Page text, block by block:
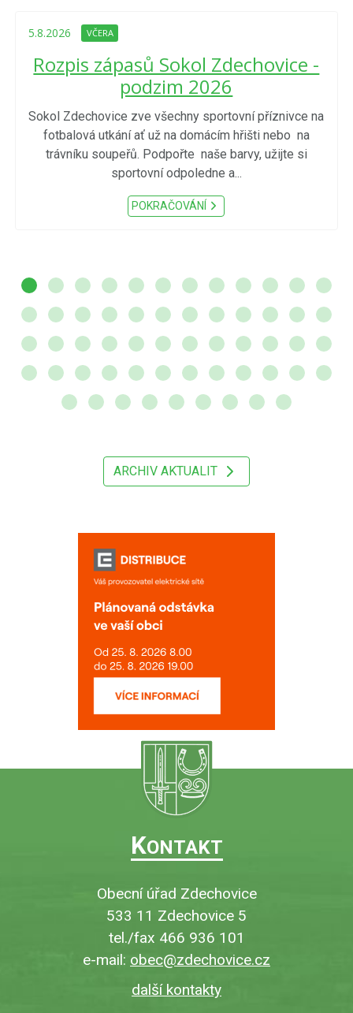
5.8.2026 VČERA
Rozpis zápasů Sokol Zdechovice -
podzim 2026
Sokol Zdechovice zve všechny sportovní příznivce na
fotbalová utkání ať už na domácím hřišti nebo na
trávníku soupeřů. Podpořte naše barvy, užijte si
sportovní odpoledne a...
POKRAČOVÁNÍ
ARCHIV AKTUALIT
KONTAKT
Obecní úřad Zdechovice
533 11 Zdechovice 5
tel./fax 466 936 101
e-mail: obec@zdechovice.cz
další kontakty